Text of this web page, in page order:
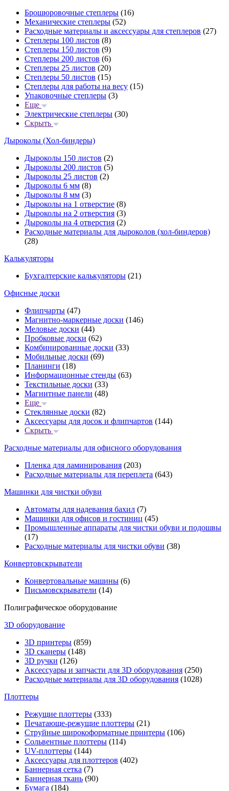
Брошюровочные степлеры (16)
Механические степлеры (52)
Расходные материалы и аксессуары для степлеров (27)
Степлеры 100 листов (8)
Степлеры 150 листов (9)
Степлеры 200 листов (6)
Степлеры 25 листов (20)
Степлеры 50 листов (15)
Степлеры для работы на весу (15)
Упаковочные степлеры (3)
Еще
Электрические степлеры (30)
Скрыть
Дыроколы (Хол-биндеры)
Дыроколы 150 листов (2)
Дыроколы 200 листов (5)
Дыроколы 25 листов (2)
Дыроколы 6 мм (8)
Дыроколы 8 мм (3)
Дыроколы на 1 отверстие (8)
Дыроколы на 2 отверстия (3)
Дыроколы на 4 отверстия (2)
Расходные материалы для дыроколов (хол-биндеров)
(28)
Калькуляторы
Бухгалтерские калькуляторы (21)
Офисные доски
Флипчарты (47)
Магнитно-маркерные доски (146)
Меловые доски (44)
Пробковые доски (62)
Комбинированные доски (33)
Мобильные доски (69)
Планинги (18)
Информационные стенды (63)
Текстильные доски (33)
Магнитные панели (48)
Еще
Стеклянные доски (82)
Аксессуары для досок и флипчартов (144)
Скрыть
Расходные материалы для офисного оборудования
Пленка для ламинирования (203)
Расходные материалы для переплета (643)
Машинки для чистки обуви
Автоматы для надевания бахил (7)
Машинки для офисов и гостиниц (45)
Промышленные аппараты для чистки обуви и подошвы
(17)
Расходные материалы для чистки обуви (38)
Конвертовскрыватели
Конвертовальные машины (6)
Письмовскрыватели (14)
Полиграфическое оборудование
3D оборудование
3D принтеры (859)
3D сканеры (148)
3D ручки (126)
Аксессуары и запчасти для 3D оборудования (250)
Расходные материалы для 3D оборудования (1028)
Плоттеры
Режущие плоттеры (333)
Печатающе-режущие плоттеры (21)
Струйные широкоформатные принтеры (106)
Сольвентные плоттеры (114)
UV-плоттеры (144)
Аксессуары для плоттеров (402)
Баннерная сетка (7)
Баннерная ткань (90)
Бумага (184)